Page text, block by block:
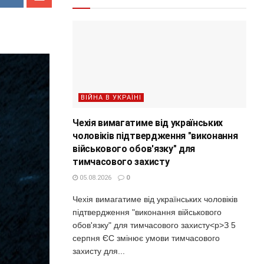
ВІЙНА В УКРАЇНІ
Чехія вимагатиме від українських
чоловіків підтвердження "виконання
військового обов'язку" для
тимчасового захисту
05.08.2026 0
Чехія вимагатиме від українських чоловіків
підтвердження "виконання військового
обов'язку" для тимчасового захисту<p>З 5
серпня ЄС змінює умови тимчасового
захисту для...